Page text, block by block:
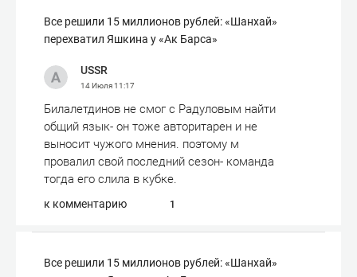
Все решили 15 миллионов рублей: «Шанхай»
перехватил Яшкина у «Ак Барса»
USSR
14 Июля11:17
Билалетдинов не смог с Радуловым найти
общий язык- он тоже авторитарен и не
выносит чужого мнения. поэтому м
провалил свой последний сезон- команда
тогда его слила в кубке.
к комментарию 1
Все решили 15 миллионов рублей: «Шанхай»